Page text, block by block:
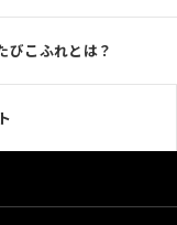
びこふれとは？